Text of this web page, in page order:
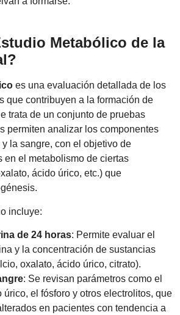
Metabólico de la
es una evaluación detallada de los
que contribuyen a la formación de
trata de un conjunto de pruebas
permiten analizar los componentes
la sangre, con el objetivo de
en el metabolismo de ciertas
ácido úrico, etc.) que
incluye:
de 24 horas: Permite evaluar el
y la concentración de sustancias
oxalato, ácido úrico, citrato).
: Se revisan parámetros como el
úrico, el fósforo y otros electrolitos, que
en pacientes con tendencia a